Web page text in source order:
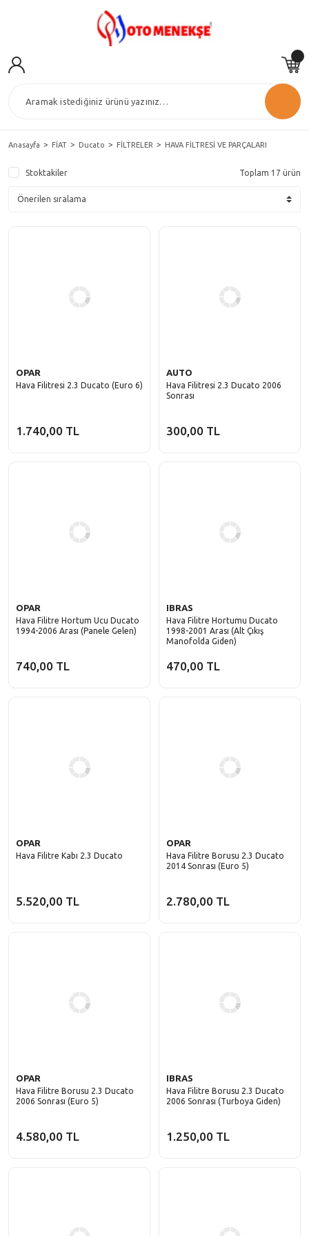
Anasayfa FİAT Ducato FİLTRELER HAVA FİLTRESİ VE PARÇALARI
Stoktakiler Toplam 17 ürün
OPAR
Hava Filitresi 2.3 Ducato (Euro 6)
1.740,00 TL
AUTO
Hava Filitresi 2.3 Ducato 2006
Sonrası
300,00 TL
OPAR
Hava Filitre Hortum Ucu Ducato
1994-2006 Arası (Panele Gelen)
740,00 TL
IBRAS
Hava Filitre Hortumu Ducato
1998-2001 Arası (Alt Çıkış
Manofolda Giden)
470,00 TL
OPAR
Hava Filitre Kabı 2.3 Ducato
5.520,00 TL
OPAR
Hava Filitre Borusu 2.3 Ducato
2014 Sonrası (Euro 5)
2.780,00 TL
OPAR
Hava Filitre Borusu 2.3 Ducato
2006 Sonrası (Euro 5)
4.580,00 TL
IBRAS
Hava Filitre Borusu 2.3 Ducato
2006 Sonrası (Turboya Giden)
1.250,00 TL